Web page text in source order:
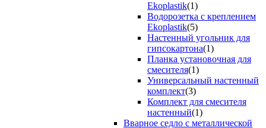
Ekoplastik(1)
Водорозетка с креплением
Ekoplastik(5)
Настенный угольник для
гипсокартона(1)
Планка установочная для
смесителя(1)
Универсальный настенный
комплект(3)
Комплект для смесителя
настенный(1)
Вварное седло с металлической